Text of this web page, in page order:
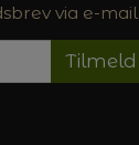
via e-mail
Tilmeld